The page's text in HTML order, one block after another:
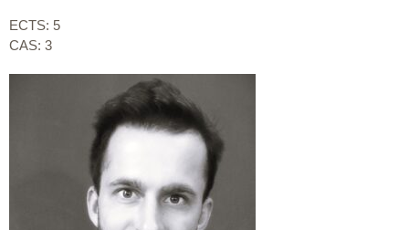
ECTS: 5
CAS: 3